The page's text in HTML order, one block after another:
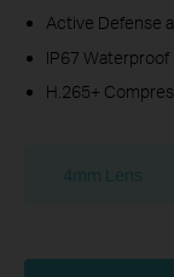
Active Defense
IP67 Waterproof
H.265+
4mm Lens